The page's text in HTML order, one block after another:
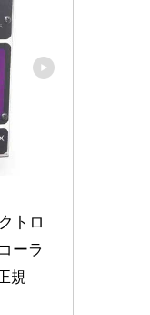
トロ
ーラ
規